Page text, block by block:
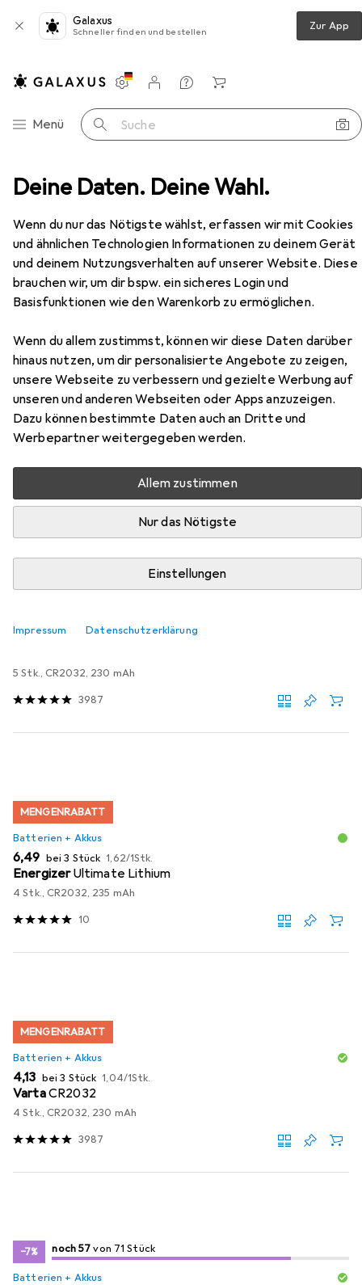
Deine Daten. Deine Wahl.
Wenn du nur das Nötigste wählst, erfassen wir mit Cookies
und ähnlichen Technologien Informationen zu deinem Gerät
und deinem Nutzungsverhalten auf unserer Website. Diese
brauchen wir, um dir bspw. ein sicheres Login und
Basisfunktionen wie den Warenkorb zu ermöglichen.
Wenn du allem zustimmst, können wir diese Daten darüber
hinaus nutzen, um dir personalisierte Angebote zu zeigen,
unsere Webseite zu verbessern und gezielte Werbung auf
unseren und anderen Webseiten oder Apps anzuzeigen.
Dazu können bestimmte Daten auch an Dritte und
Werbepartner weitergegeben werden.
Allem zustimmen
Nur das Nötigste
Einstellungen
Impressum Datenschutzerklärung
Galaxus
Schneller finden und bestellen Zur App
Navigation nach Kategorien
Menü Suche
Einstellungen
Kundenkonto
Vergleichslisten
Merklisten
Warenkorb
+ Türsprechanlage Heidemann Funkgong Set Radix
HeidemannFunkgong Set Radix
Funk
Zubehör für Heidemann
Funkgong Set Radix
Hier findest du passendes Zubehör zum Produkt
Heidemann Funkgong Set Radix aus der Kategorie
Batterien + Akkus.
MENGENRABATT
EUR
4,01 EUR
5 Stk., CR2032, 230 mAh
3987
MENGENRABATT
Batterien + Akkus
EUR
6,49 bei 3 Stück EUR
1,62/1Stk.
EnergizerUltimate Lithium
4 Stk., CR2032, 235 mAh
10
MENGENRABATT
Batterien + Akkus
EUR
4,13 bei 3 Stück EUR
1,04/1Stk.
VartaCR2032
4 Stk., CR2032, 230 mAh
3987
−7% 57/ 71
57von 71 Stück
noch 57 von 71 Stück
Batterien + Akkus